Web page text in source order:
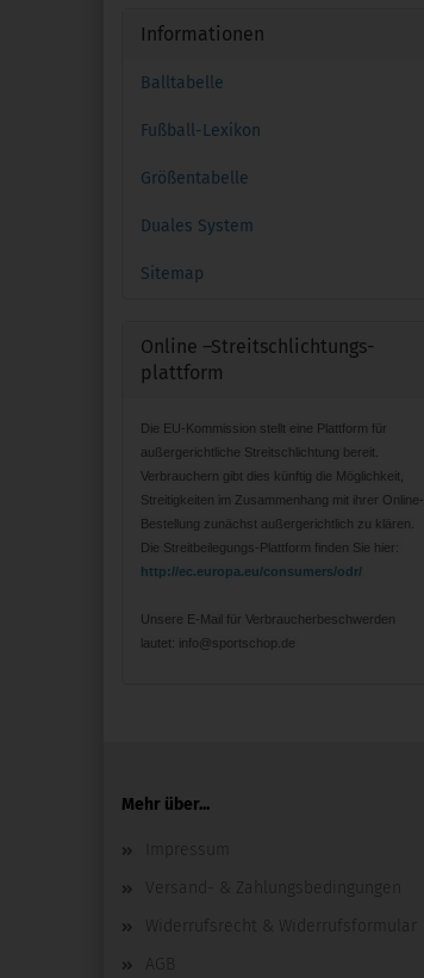
Informationen
Balltabelle
Fußball-Lexikon
Größentabelle
Duales System
Sitemap
Online –Streitschlichtungs-
plattform
Die EU-Kommission stellt eine Plattform für
außergerichtliche Streitschlichtung bereit.
Verbrauchern gibt dies künftig die Möglichkeit,
Streitigkeiten im Zusammenhang mit ihrer Online-
Bestellung zunächst außergerichtlich zu klären.
Die Streitbeilegungs-Plattform finden Sie hier:
http://ec.europa.eu/consumers/odr/
Unsere E-Mail für Verbraucherbeschwerden
lautet: info@sportschop.de
Mehr über...
Impressum
Versand- & Zahlungsbedingungen
Widerrufsrecht & Widerrufsformular
AGB